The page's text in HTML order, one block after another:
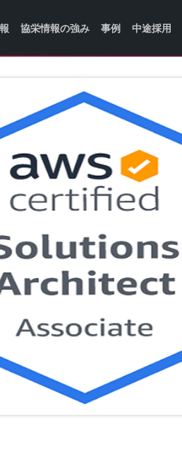
協栄情報の強み 事例 中途採用